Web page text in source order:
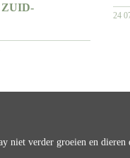
24
verder groeien en dieren